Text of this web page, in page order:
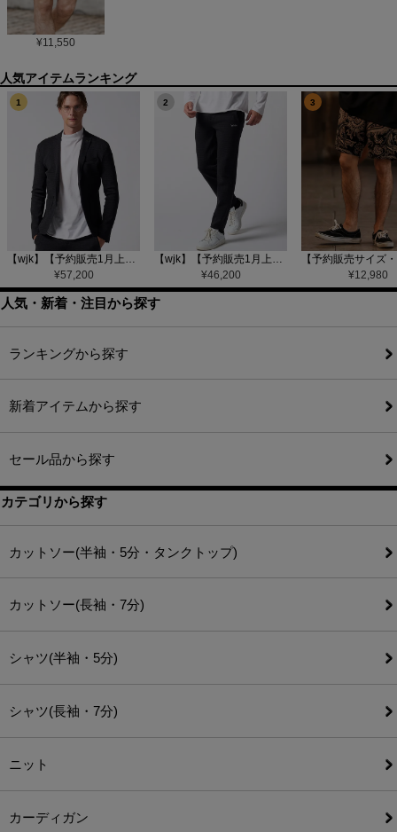
¥11,550
1
【wjk】【予約販売1月上旬～中旬入荷】function knit jacket(jacquard check) ニットジャケット(207 mw08j)
¥57,200
2
【wjk】【予約販売1月上旬～中旬入荷】function knit easy slacks(jacquard check) ニットイージーパンツ(504 mw08j)
¥46,200
3
¥12,980
人気・新着・注目から探す
ランキングから探す
新着アイテムから探す
セール品から探す
カテゴリから探す
カットソー(半袖・5分・タンクトップ)
カットソー(長袖・7分)
シャツ(半袖・5分)
シャツ(長袖・7分)
ニット
カーディガン